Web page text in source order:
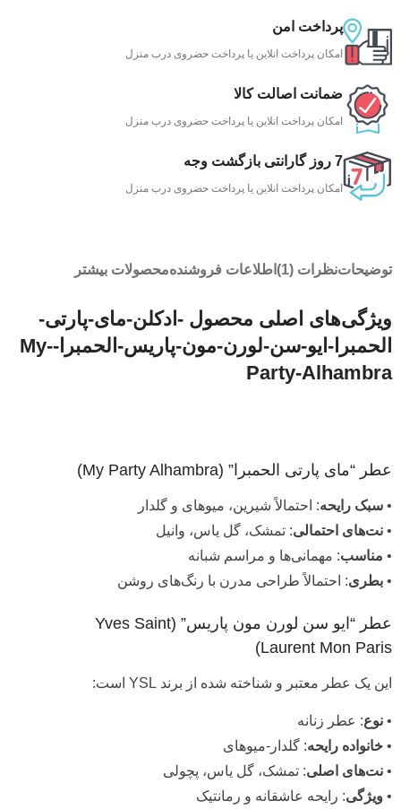
پرداخت امن
امکان پرداخت انلاین یا پرداخت حضروی درب منزل
ضمانت اصالت کالا
امکان پرداخت انلاین یا پرداخت حضروی درب منزل
7 روز گارانتی بازگشت وجه
امکان پرداخت انلاین یا پرداخت حضروی درب منزل
توضیحاتنظرات (1) اطلاعات فروشندهمحصولات بیشتر
ویژگی‌های اصلی محصول -ادکلن-مای-پارتی-
الحمبرا-ایو-سن-لورن-مون-پاریس-الحمبرا-My-
Party-Alhambra
عطر “مای پارتی الحمبرا” (My Party Alhambra)
• سبک رایحه: احتمالاً شیرین، میوهای و گلدار
• نت‌های احتمالی: تمشک، گل یاس، وانیل
• مناسب: مهمانی‌ها و مراسم شبانه
• بطری: احتمالاً طراحی مدرن با رنگ‌های روشن
عطر “ایو سن لورن مون پاریس” (Yves Saint
Laurent Mon Paris)
این یک عطر معتبر و شناخته شده از برند YSL است:
• نوع: عطر زنانه
• خانواده رایحه: گلدار-میوهای
• نت‌های اصلی: تمشک، گل یاس، پچولی
• ویژگی: رایحه عاشقانه و رمانتیک